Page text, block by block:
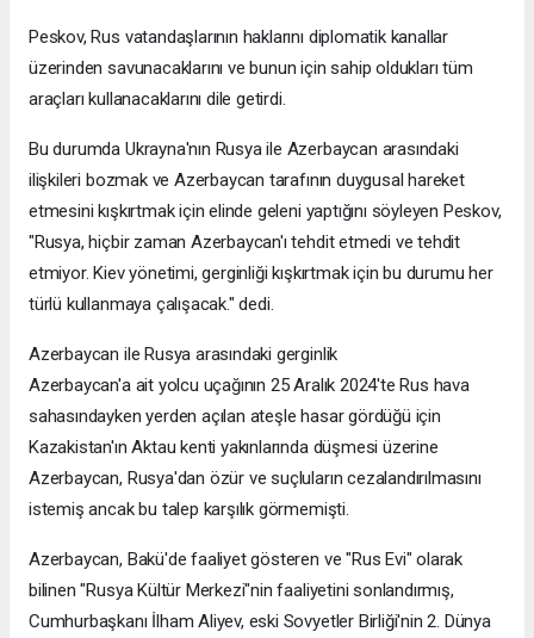
Peskov, Rus vatandaşlarının haklarını diplomatik kanallar
üzerinden savunacaklarını ve bunun için sahip oldukları tüm
araçları kullanacaklarını dile getirdi.
Bu durumda Ukrayna'nın Rusya ile Azerbaycan arasındaki
ilişkileri bozmak ve Azerbaycan tarafının duygusal hareket
etmesini kışkırtmak için elinde geleni yaptığını söyleyen Peskov,
"Rusya, hiçbir zaman Azerbaycan'ı tehdit etmedi ve tehdit
etmiyor. Kiev yönetimi, gerginliği kışkırtmak için bu durumu her
türlü kullanmaya çalışacak." dedi.
Azerbaycan ile Rusya arasındaki gerginlik
Azerbaycan'a ait yolcu uçağının 25 Aralık 2024'te Rus hava
sahasındayken yerden açılan ateşle hasar gördüğü için
Kazakistan'ın Aktau kenti yakınlarında düşmesi üzerine
Azerbaycan, Rusya'dan özür ve suçluların cezalandırılmasını
istemiş ancak bu talep karşılık görmemişti.
Azerbaycan, Bakü'de faaliyet gösteren ve "Rus Evi" olarak
bilinen "Rusya Kültür Merkezi"nin faaliyetini sonlandırmış,
Cumhurbaşkanı İlham Aliyev, eski Sovyetler Birliği'nin 2. Dünya